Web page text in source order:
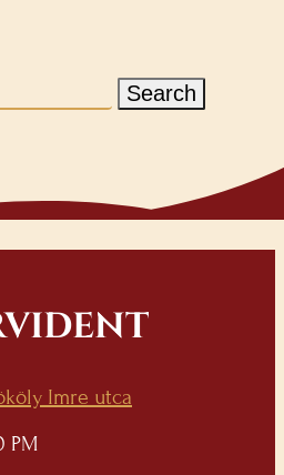
Search
Imre utca
PM